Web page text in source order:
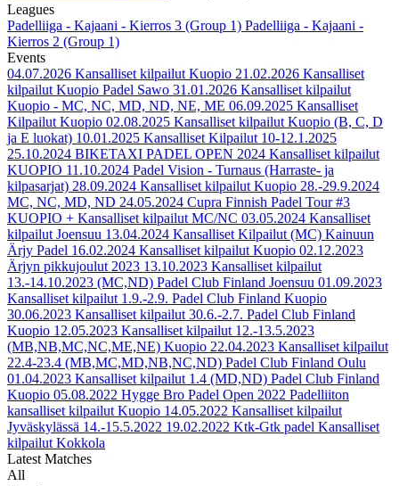
Leagues
Padelliiga - Kajaani - Kierros 3 (Group 1) Padelliiga - Kajaani -
Kierros 2 (Group 1)
Events
04.07.2026 Kansalliset kilpailut Kuopio 21.02.2026 Kansalliset
kilpailut Kuopio Padel Sawo 31.01.2026 Kansalliset kilpailut
Kuopio - MC, NC, MD, ND, NE, ME 06.09.2025 Kansalliset
Kilpailut Kuopio 02.08.2025 Kansalliset kilpailut Kuopio (B, C, D
ja E luokat) 10.01.2025 Kansalliset Kilpailut 10-12.1.2025
25.10.2024 BIKETAXI PADEL OPEN 2024 Kansalliset kilpailut
KUOPIO 11.10.2024 Padel Vision - Turnaus (Harraste- ja
kilpasarjat) 28.09.2024 Kansalliset kilpailut Kuopio 28.-29.9.2024
MC, NC, MD, ND 24.05.2024 Cupra Finnish Padel Tour #3
KUOPIO + Kansalliset kilpailut MC/NC 03.05.2024 Kansalliset
kilpailut Joensuu 13.04.2024 Kansalliset Kilpailut (MC) Kainuun
Ärjy Padel 16.02.2024 Kansalliset kilpailut Kuopio 02.12.2023
Ärjyn pikkujoulut 2023 13.10.2023 Kansalliset kilpailut
13.-14.10.2023 (MC,ND) Padel Club Finland Joensuu 01.09.2023
Kansalliset kilpailut 1.9.-2.9. Padel Club Finland Kuopio
30.06.2023 Kansalliset kilpailut 30.6.-2.7. Padel Club Finland
Kuopio 12.05.2023 Kansalliset kilpailut 12.-13.5.2023
(MB,NB,MC,NC,ME,NE) Kuopio 22.04.2023 Kansalliset kilpailut
22.4-23.4 (MB,MC,MD,NB,NC,ND) Padel Club Finland Oulu
01.04.2023 Kansalliset kilpailut 1.4 (MD,ND) Padel Club Finland
Kuopio 05.08.2022 Hygge Bro Padel Open 2022 Padelliiton
kansalliset kilpailut Kuopio 14.05.2022 Kansalliset kilpailut
Jyväskylässä 14.-15.5.2022 19.02.2022 Ktk-Gtk padel Kansalliset
kilpailut Kokkola
Latest Matches
All